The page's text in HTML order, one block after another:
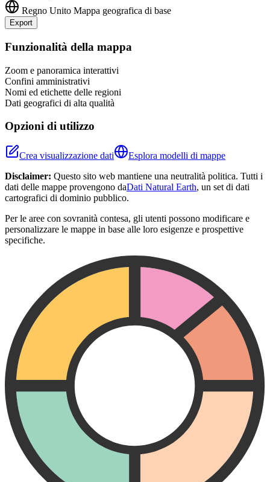
Regno Unito Mappa geografica di base
Export
+
Funzionalità della mappa
Zoom e panoramica interattivi
Confini amministrativi
Nomi ed etichette delle regioni
Dati geografici di alta qualità
Opzioni di utilizzo
Crea visualizzazione dati
Esplora modelli di mappe
Disclaimer: Questo sito web mantiene una neutralità politica. Tutti i
dati delle mappe provengono daDati Natural Earth, un set di dati
cartografici di dominio pubblico.
Per le aree con sovranità contesa, gli utenti possono modificare e
personalizzare le mappe in base alle loro esigenze e prospettive
specifiche.